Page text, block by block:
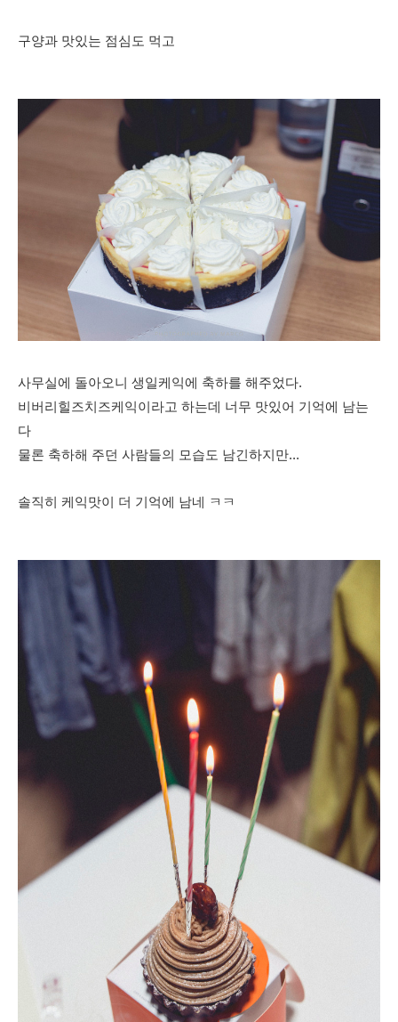
구양과 맛있는 점심도 먹고
사무실에 돌아오니 생일케익에 축하를 해주었다.
비버리힐즈치즈케익이라고 하는데 너무 맛있어 기억에 남는
다
물론 축하해 주던 사람들의 모습도 남긴하지만...
솔직히 케익맛이 더 기억에 남네 ㅋㅋ